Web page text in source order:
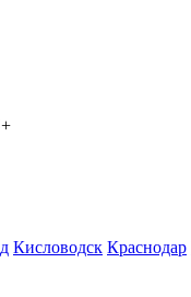
Кисловодск Краснодар